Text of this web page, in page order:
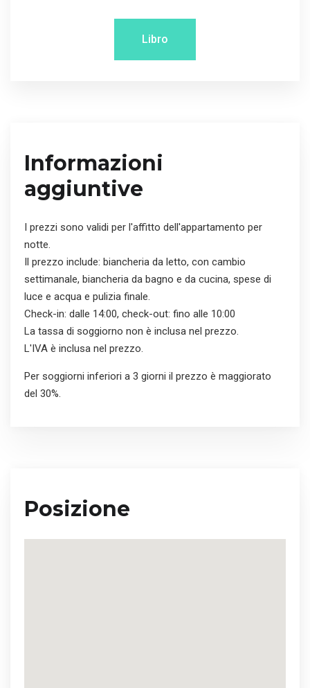
Libro
Informazioni
aggiuntive
I prezzi sono validi per l'affitto dell'appartamento per
notte.
Il prezzo include: biancheria da letto, con cambio
settimanale, biancheria da bagno e da cucina, spese di
luce e acqua e pulizia finale.
Check-in: dalle 14:00, check-out: fino alle 10:00
La tassa di soggiorno non è inclusa nel prezzo.
L'IVA è inclusa nel prezzo.
Per soggiorni inferiori a 3 giorni il prezzo è maggiorato
del 30%.
Posizione